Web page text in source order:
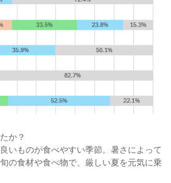
か？
いものが食べやすい季節。暑さによって
の食材や食べ物で、厳しい夏を元気に乗